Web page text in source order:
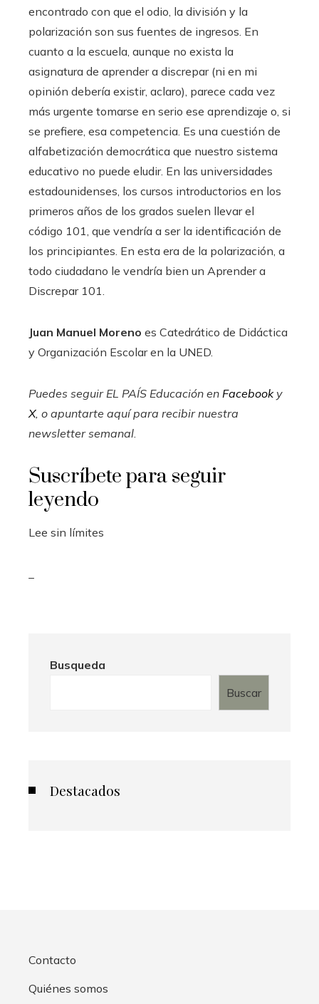
encontrado con que el odio, la división y la
polarización son sus fuentes de ingresos. En
cuanto a la escuela, aunque no exista la
asignatura de aprender a discrepar (ni en mi
opinión debería existir, aclaro), parece cada vez
más urgente tomarse en serio ese aprendizaje o, si
se prefiere, esa competencia. Es una cuestión de
alfabetización democrática que nuestro sistema
educativo no puede eludir. En las universidades
estadounidenses, los cursos introductorios en los
primeros años de los grados suelen llevar el
código 101, que vendría a ser la identificación de
los principiantes. En esta era de la polarización, a
todo ciudadano le vendría bien un Aprender a
Discrepar 101.
Juan Manuel Moreno es Catedrático de Didáctica
y Organización Escolar en la UNED.
Puedes seguir EL PAÍS Educación en Facebooky
X, o apuntarte aquí para recibirnuestra
newsletter semanal.
Suscríbete para seguir
leyendo
Lee sin límites
Busqueda
Buscar
Destacados
Contacto
Quiénes somos